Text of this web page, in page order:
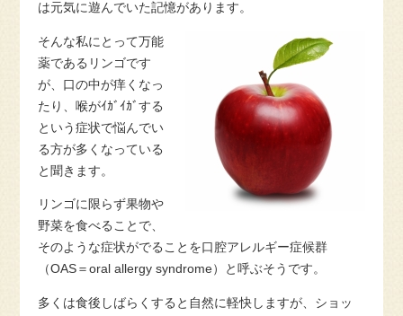
は元気に遊んでいた記憶があります。
そんな私にとって万能
薬であるリンゴです
が、口の中が痒くなっ
たり、喉がｲｶﾞｲｶﾞする
という症状で悩んでい
る方が多くなっている
と聞きます。
リンゴに限らず果物や
野菜を食べることで、
そのような症状がでることを口腔アレルギー症候群
（OAS＝oral allergy syndrome）と呼ぶそうです。
多くは食後しばらくすると自然に軽快しますが、ショッ